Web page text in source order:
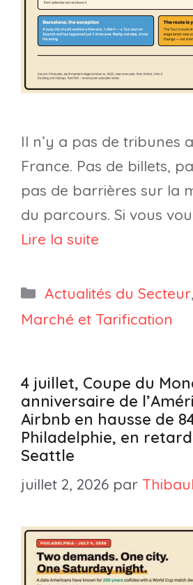
Il n’y a pas de tribunes
France. Pas de billets,
pas de barrières sur la
du parcours. Si vous
Lire la suite
Catégories
Actualités du Secteur,
Marché et Tarification
4 juillet, Coupe du
anniversaire de
Airbnb en hausse de
Philadelphie, en
Seattle
juillet 2, 2026 par